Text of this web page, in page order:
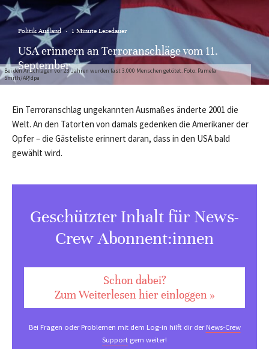
Bei den Anschlägen vor 23 Jahren wurden fast 3.000 Menschen getötet. Foto: Pamela
Smith/AP/dpa
Politik Ausland · 1 Minute Lesedauer
USA erinnern an Terroranschläge vom 11.
September
Ein Terroranschlag ungekannten Ausmaßes änderte 2001 die
Welt. An den Tatorten von damals gedenken die Amerikaner der
Opfer – die Gästeliste erinnert daran, dass in den USA bald
gewählt wird.
Geschützter Inhalt für News-
Crew Abonnent:innen
Schon dabei?
Zum Weiterlesen hier einloggen »
Bei Fragen oder Problemen mit dem Log-in hilft dir derNews-Crew
Support gern weiter!